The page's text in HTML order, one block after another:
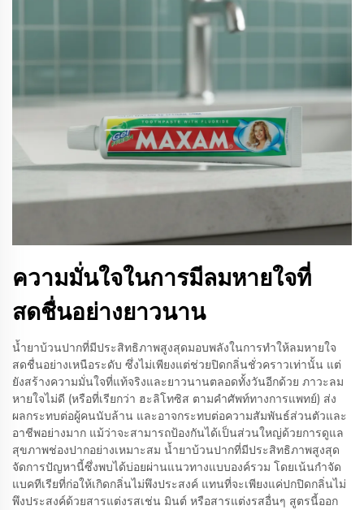
ความมั่นใจในการมีลมหายใจที่
สดชื่นอย่างยาวนาน
น้ำยาบ้วนปากที่มีประสิทธิภาพสูงสุดมอบพลังในการทำให้ลมหายใจ
สดชื่นอย่างเหนือระดับ ซึ่งไม่เพียงแต่ช่วยปิดกลิ่นชั่วคราวเท่านั้น แต่
ยังสร้างความมั่นใจที่แท้จริงและยาวนานตลอดทั้งวันอีกด้วย ภาวะลม
หายใจไม่ดี (หรือที่เรียกว่า ฮะลิโทซิส ตามคำศัพท์ทางการแพทย์) ส่ง
ผลกระทบต่อผู้คนนับล้าน และอาจกระทบต่อความสัมพันธ์ส่วนตัวและ
อาชีพอย่างมาก แม้ว่าจะสามารถป้องกันได้เป็นส่วนใหญ่ด้วยการดูแล
สุขภาพช่องปากอย่างเหมาะสม น้ำยาบ้วนปากที่มีประสิทธิภาพสูงสุด
จัดการปัญหานี้ซึ่งพบได้บ่อยผ่านแนวทางแบบองค์รวม โดยเน้นกำจัด
แบคทีเรียที่ก่อให้เกิดกลิ่นไม่พึงประสงค์ แทนที่จะเพียงแค่ปกปิดกลิ่นไม่
พึงประสงค์ด้วยสารแต่งรสเช่น มินต์ หรือสารแต่งรสอื่นๆ สูตรนี้ออก